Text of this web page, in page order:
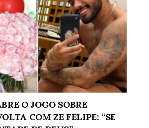
O JOGO SOBRE
COM ZE FELIPE: “SE